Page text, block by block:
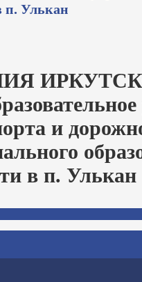
п. Улькан
и
в п. Улькан